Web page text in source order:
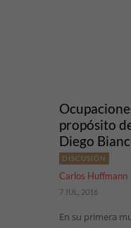
propósito
Diego
DISCUSIÓN
Carlos Huffmann
7 JUL, 2016
En su primera